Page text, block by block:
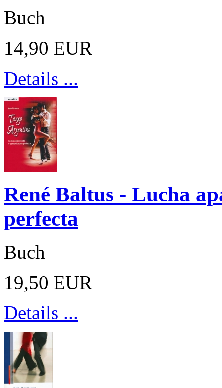
Buch
14,90 EUR
Details ...
René Baltus - Lucha
perfecta
Buch
19,50 EUR
Details ...